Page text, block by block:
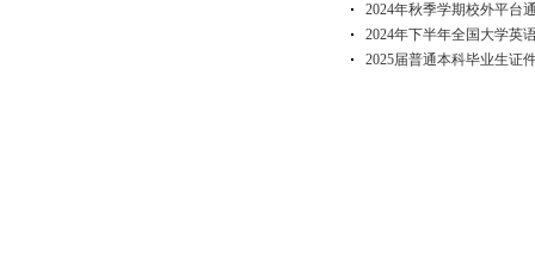
2024年秋季学期校外平台
2024年下半年全国大学英
2025届普通本科毕业生证